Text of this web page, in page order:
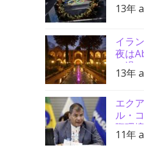
13年
イラ
夜は
に過
13年
エク
ル・
際環
を要請
11年